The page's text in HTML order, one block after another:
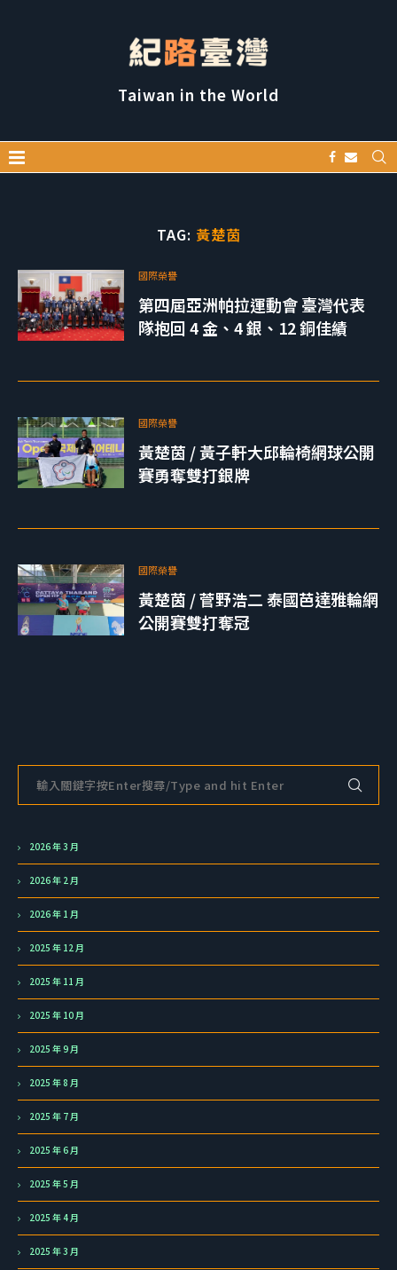
Taiwan in the World
TAG: 黃楚茵
國際榮譽
第四屆亞洲帕拉運動會 臺灣代表
隊抱回 4 金、4 銀、12 銅佳績
國際榮譽
黃楚茵 / 黃子軒大邱輪椅網球公開
賽勇奪雙打銀牌
國際榮譽
黃楚茵 / 菅野浩二 泰國芭達雅輪網
公開賽雙打奪冠
2026 年 3 月
2026 年 2 月
2026 年 1 月
2025 年 12 月
2025 年 11 月
2025 年 10 月
2025 年 9 月
2025 年 8 月
2025 年 7 月
2025 年 6 月
2025 年 5 月
2025 年 4 月
2025 年 3 月